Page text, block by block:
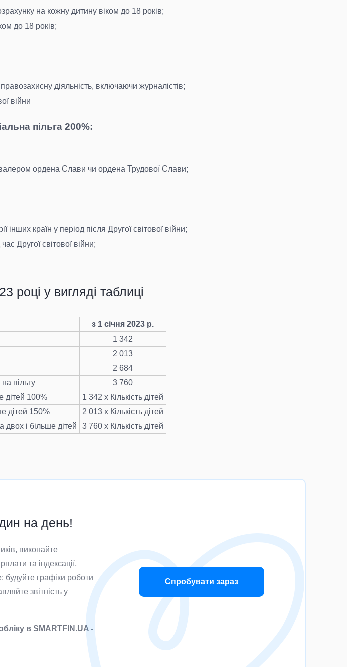
на кожну дитину віком до 18 років;
до 18 років;
діяльність, включаючи журналістів;
війни
пільга 200%:
ордена Слави чи ордена Трудової Слави;
інших країн у період після Другої світової війни;
Другої світової війни;
році у вигляді таблиці
з 1 січня 2023 р.
1 342
2 013
2 684
пільгу
3 760
дітей 100%
1 342 х Кількість дітей
дітей 150%
2 013 х Кількість дітей
двох і більше дітей
3 760 х Кількість дітей
на день!
виконайте
та індексації,
будуйте графіки роботи
звітність у
в SMARTFIN.UA -
Спробувати зараз